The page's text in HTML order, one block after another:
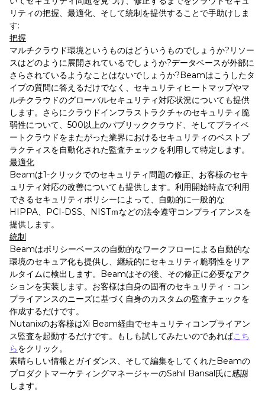
リティの把握、最適化、そして統制を提供することで手助けしま
す:
把握
マルチクラウド環境というものはどういうものでしょうか?リソー
スはどのように展開されているでしょうか?データベースが外部に
さらされているようなことはないでしょうか?Beamはこうしたタ
イプの質問に答えるだけでなく、セキュリティヒートマップやマ
ルチクラウドのグローバルセキュリティ対応状況についても提供
します。さらにクラウドインフラストラクチャのセキュリティ脆
弱性について、500以上のパブリッククラウド、そしてプライベ
ートクラウドをまたがった業界におけるセキュリティのベストプ
ラクティスを自動化された監査チェックを利用して特定します。
最適化
Beamは1-クリックでのセキュリティ問題の修正、お客様のセキ
ュリティ対応の改善についても提供します。利用開始時点で利用
できるセキュリティポリシーによって、自動的に一般的な
HIPPA、PCI-DSS、NISTｍなどの法令遵守コンプライアンスを
提供します。
統制
Beamはポリシーベースの自動的なワークフローによる自動的な
環境のセキュア化も提供し、継続的にセキュリティ脆弱性をリア
ルタイムに検出します。Beamはその後、その修正に必要なアク
ションを実装します。お客様は自身の固有のセキュリティ・コン
プライアンスのニーズに基づく自身のカスタムの監査チェックを
作成するだけです。
Nutanixのお客様はXi Beam経由でセキュリティコンプライアン
ス監査を起動するだけです。もしも試してみたいのであればこち
らをクリック。
素晴らしい情報とガイダンス、そして編集をしてくれたBeamの
プロダクトマーケティングマネージャーのSahil Bansal氏に感謝
します。